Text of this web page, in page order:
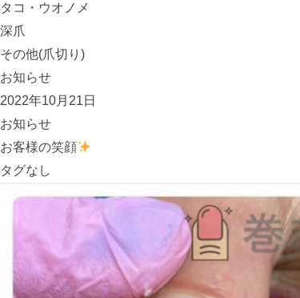
タコ・ウオノメ
深爪
その他(爪切り)
お知らせ
2022年10月21日
お知らせ
お客様の笑顔
タグなし